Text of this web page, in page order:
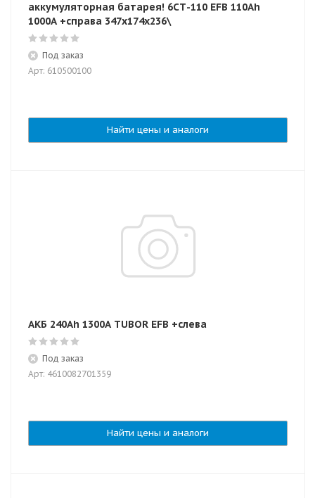
аккумуляторная батарея! 6СТ-110 EFB 110Ah
1000A +справа 347x174x236\
Под заказ
Арт: 610500100
Найти цены и аналоги
АКБ 240Ah 1300A TUBOR EFB +слева
Под заказ
Арт: 4610082701359
Найти цены и аналоги